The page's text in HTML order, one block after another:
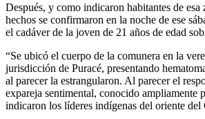
Después, y como indicaron habitantes de esa
hechos se confirmaron en la noche de ese
el cadáver de la joven de 21 años de edad
“Se ubicó el cuerpo de la comunera en la
jurisdicción de Puracé, presentando
al parecer la estrangularon. Al parecer el
expareja sentimental, conocido ampliamente
indicaron los líderes indígenas del oriente del